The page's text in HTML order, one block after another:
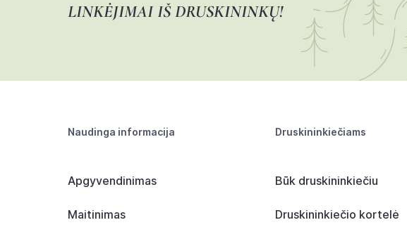
LINKĖJIMAI IŠ DRUSKININKŲ!
Naudinga informacija
Apgyvendinimas
Maitinimas
Druskininkiečiams
Būk druskininkiečiu
Druskininkiečio kortelė